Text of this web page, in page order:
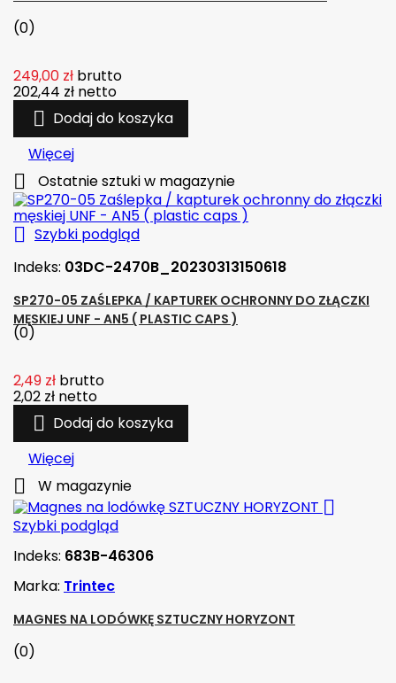
(0)
249,00 zł brutto
202,44 zł netto
 Dodaj do koszyka
Więcej
 Ostatnie sztuki w magazynie
 Szybki podgląd
Indeks: 03DC-2470B_20230313150618
SP270-05 ZAŚLEPKA / KAPTUREK OCHRONNY DO ZŁĄCZKI
MĘSKIEJ UNF - AN5 ( PLASTIC CAPS )
(0)
2,49 zł brutto
2,02 zł netto
 Dodaj do koszyka
Więcej
 W magazynie

Szybki podgląd
Indeks: 683B-46306
Marka: Trintec
MAGNES NA LODÓWKĘ SZTUCZNY HORYZONT
(0)